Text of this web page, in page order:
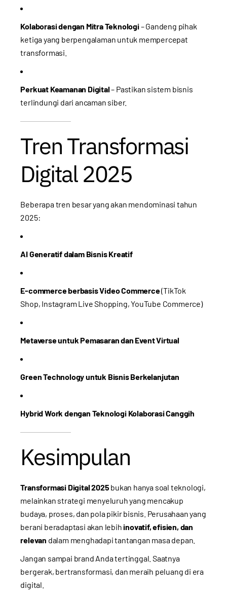
Kolaborasi dengan Mitra Teknologi– Gandeng pihak
ketiga yang berpengalaman untuk mempercepat
transformasi.
Perkuat Keamanan Digital– Pastikan sistem bisnis
terlindungi dari ancaman siber.
Tren Transformasi
Digital 2025
Beberapa tren besar yang akan mendominasi tahun
2025:
AI Generatif dalam Bisnis Kreatif
E-commerce berbasis Video Commerce(TikTok
Shop, Instagram Live Shopping, YouTube Commerce)
Metaverse untuk Pemasaran dan Event Virtual
Green Technology untuk Bisnis Berkelanjutan
Hybrid Work dengan Teknologi Kolaborasi Canggih
Kesimpulan
Transformasi Digital 2025 bukan hanya soal teknologi,
melainkan strategi menyeluruh yang mencakup
budaya, proses, dan pola pikir bisnis. Perusahaan yang
berani beradaptasi akan lebihinovatif, efisien, dan
relevan dalam menghadapi tantangan masa depan.
Jangan sampai brand Anda tertinggal. Saatnya
bergerak, bertransformasi, dan meraih peluang di era
digital.